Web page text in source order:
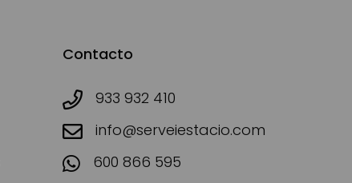
Contacto
933 932 410
info@serveiestacio.com
600 866 595